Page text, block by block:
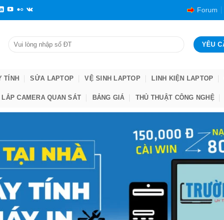
Forum
TÍNH SỬA LAPTOP VỆ SINH LAPTOP LINH KIỆN LAPTOP
LẮP CAMERA QUAN SÁT BẢNG GIÁ THỦ THUẬT CÔNG NGHỆ